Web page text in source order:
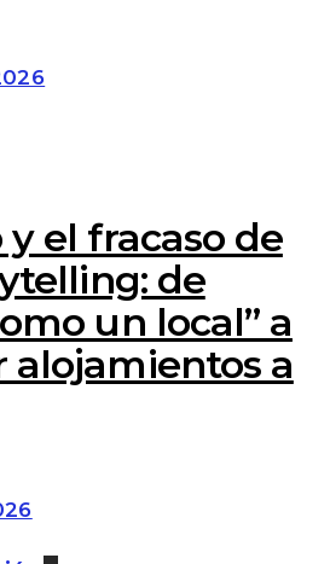
el fracaso de
de
un local” a
alojamientos a